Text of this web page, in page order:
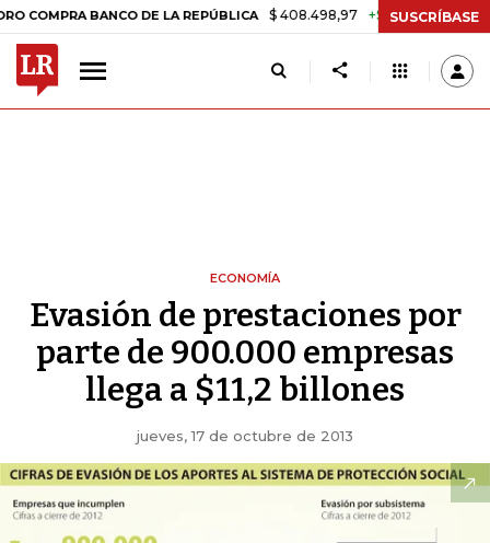
BANCO DE LA REPÚBLICA $ 408.498,97 +$ 8.753,81 +2,19%
SUSCRÍBASE
ECONOMÍA
Evasión de prestaciones por
parte de 900.000 empresas
llega a $11,2 billones
jueves, 17 de octubre de 2013